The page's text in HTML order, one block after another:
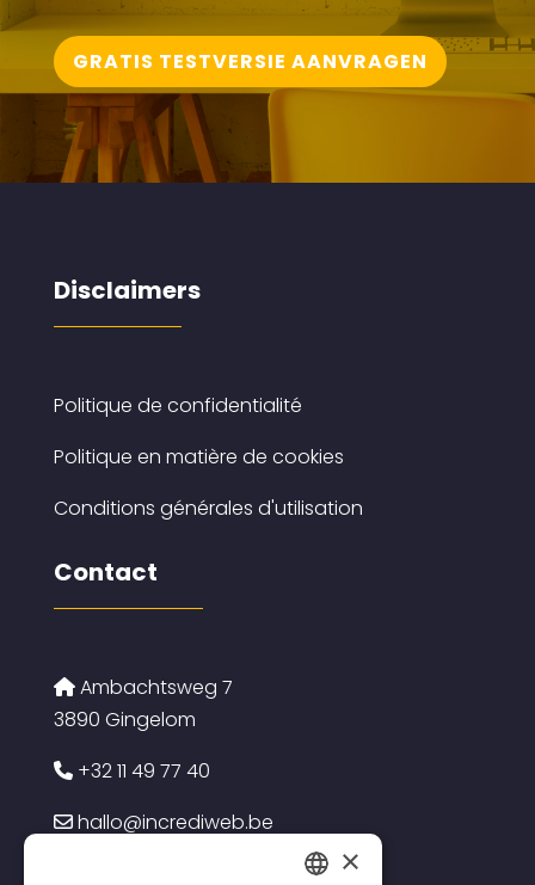
GRATIS TESTVERSIE AANVRAGEN
Disclaimers
Politique de confidentialité
Politique en matière de cookies
Conditions générales d'utilisation
Contact
Ambachtsweg 7
3890 Gingelom
+32 11 49 77 40
hallo@incrediweb.be
×